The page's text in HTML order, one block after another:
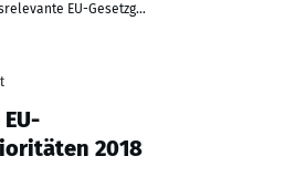
Anwaltsrelevante EU-Gesetzgebungsprioritäten 2018
2018